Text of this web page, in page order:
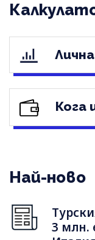
Кога
Най-ново
3 млн.